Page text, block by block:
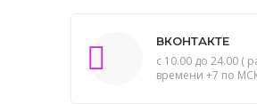
ВКОНТАКТЕ
с 10.00 до 24.00 (
времени +7 по